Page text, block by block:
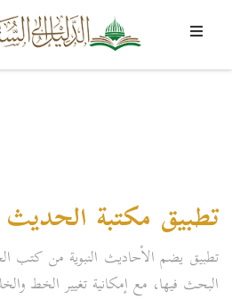
تطبيق مكتبة الحديث
تطبيق يضم الأحاديث النبوية من كتب
البحث فيها، مع إمكانية تغيير الخط